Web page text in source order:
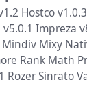
Hostco v1.0.3
Impreza
Mindiv Mixy
Rank Math
RozerSinrato